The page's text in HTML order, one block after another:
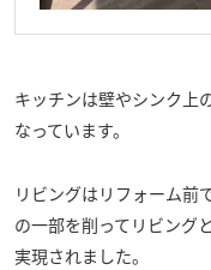
キッチンは壁やシンク上
なっています。
リビングはリフォーム前
の一部を削ってリビング
実現されました。